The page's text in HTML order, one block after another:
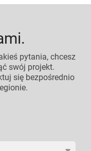
pytania, chcesz
swój projekt.
się bezpośrednio